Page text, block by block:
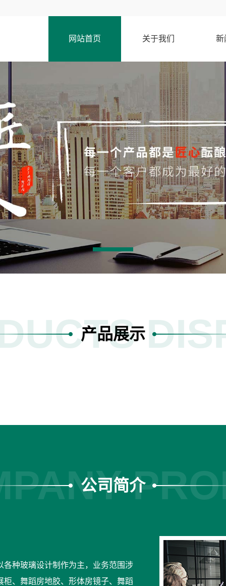
网站首页 关于我们 新
产品展示
公司简介
种玻璃设计制作为主，业务范围涉
、舞蹈房地胶、形体房镜子、舞蹈